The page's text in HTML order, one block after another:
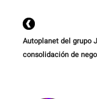
Autoplanet del grupo
consolidación de